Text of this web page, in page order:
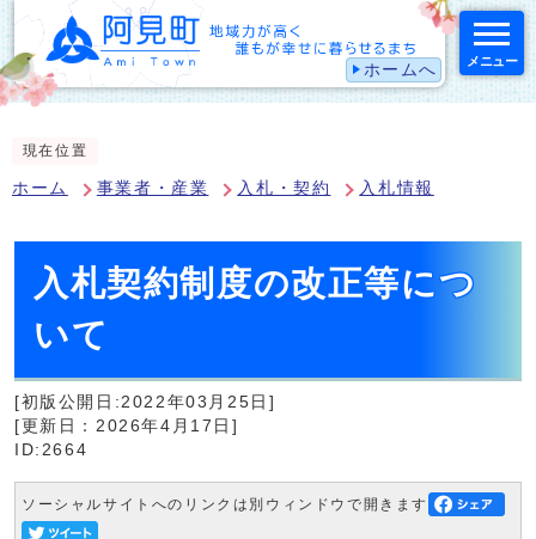
ホームへ メニュー
現在位置
ホーム 事業者・産業 入札・契約 入札情報
入札契約制度の改正等につ
いて
[初版公開日:2022年03月25日]
[更新日：2026年4月17日]
ID:2664
ソーシャルサイトへのリンクは別ウィンドウで開きます